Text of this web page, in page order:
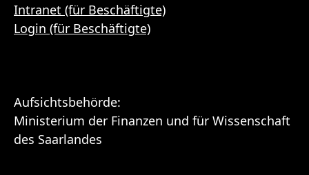
Intranet (für Beschäftigte)
Login (für Beschäftigte)
Aufsichtsbehörde:
Ministerium der Finanzen und für Wissenschaft
des Saarlandes